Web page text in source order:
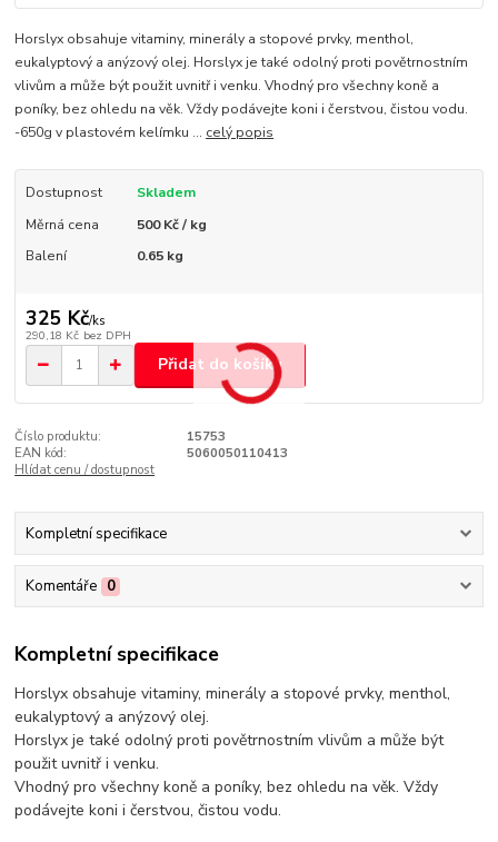
Horslyx obsahuje vitaminy, minerály a stopové prvky, menthol,
eukalyptový a anýzový olej. Horslyx je také odolný proti povětrnostním
vlivům a může být použit uvnitř i venku. Vhodný pro všechny koně a
poníky, bez ohledu na věk. Vždy podávejte koni i čerstvou, čistou vodu.
-650g v plastovém kelímku ... celý popis
Dostupnost
Skladem
Měrná cena
500 Kč / kg
Balení
0.65 kg
325 Kč/ks
290,18 Kč bez DPH
Přidat do košíku
Číslo produktu:
15753
EAN kód:
5060050110413
Hlídat cenu / dostupnost
Kompletní specifikace
Komentáře 0
Kompletní specifikace
Horslyx obsahuje vitaminy, minerály a stopové prvky, menthol,
eukalyptový a anýzový olej.
Horslyx je také odolný proti povětrnostním vlivům a může být
použit uvnitř i venku.
Vhodný pro všechny koně a poníky, bez ohledu na věk. Vždy
podávejte koni i čerstvou, čistou vodu.